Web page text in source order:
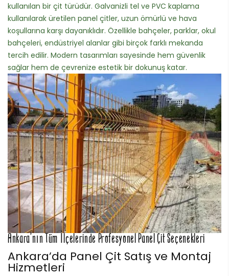
kullanılan bir çit türüdür. Galvanizli tel ve PVC kaplama
kullanılarak üretilen panel çitler, uzun ömürlü ve hava
koşullarına karşı dayanıklıdır. Özellikle bahçeler, parklar, okul
bahçeleri, endüstriyel alanlar gibi birçok farklı mekanda
tercih edilir. Modern tasarımları sayesinde hem güvenlik
sağlar hem de çevrenize estetik bir dokunuş katar.
Ankara’nın Tüm İlçelerinde Profesyonel Panel Çit Seçenekleri
Ankara’da Panel Çit Satış ve Montaj
Hizmetleri